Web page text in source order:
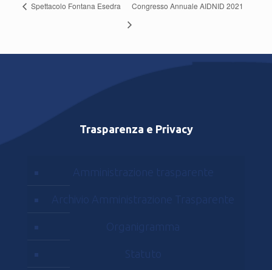
Spettacolo Fontana Esedra Congresso Annuale AIDNID 2021
Trasparenza e Privacy
Amministrazione trasparente
Archivio Amministrazione Trasparente
Organigramma
Statuto